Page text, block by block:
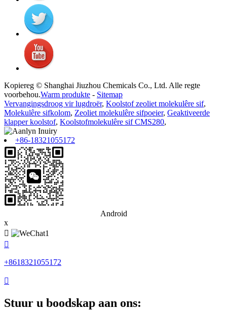
Kopiereg © Shanghai Jiuzhou Chemicals Co., Ltd. Alle regte
voorbehou.Warm produkte - Sitemap
Vervangingsdroog vir lugdroër, Koolstof zeoliet molekulêre sif,
Molekulêre sifkolom, Zeoliet molekulêre sifpoeier, Geaktiveerde
klapper koolstof, Koolstofmolekulêre sif CMS280,
+86-18321055172
Android
x


+8618321055172

Stuur u boodskap aan ons: